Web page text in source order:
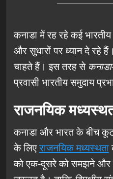
कनाडा में रह रहे कई
और सुधारों पर ध्यान दे रहे
चाहते हैं। इस तरह से
प्रवासी भारतीय समुदाय
राजनयिक
कनाडा और भारत के बीच
के लिएराजनयिक मध्यस्थता
को एक-दूसरे को समझने और